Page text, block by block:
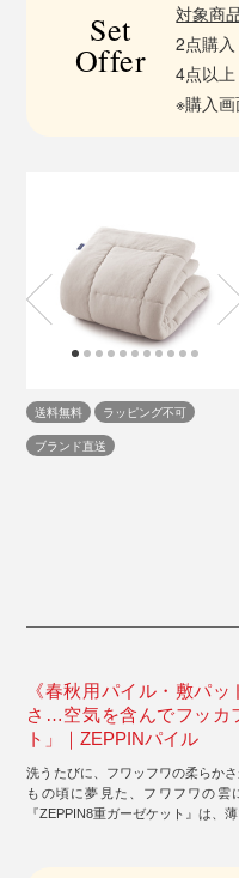
Set
Offer
対象商
2点購
4点以
※購入画
送料無料
ラッピング不可
ブランド直送
《春秋用パイル・敷パ
さ…空気を含んでフッカ
ト」｜ZEPPINパイル
洗うたびに、フワッフワの柔らか
もの頃に夢見た、フワフワの雲
『ZEPPIN8重ガーゼケット』は、